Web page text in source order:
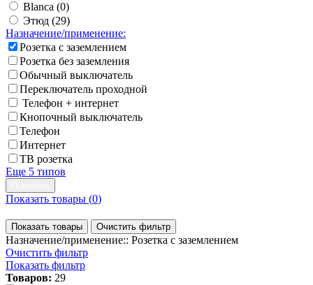
Blanca (0)
Этюд (29)
Назначение/применение:
Розетка с заземлением
Розетка без заземления
Обычный выключатель
Переключатель проходной
Телефон + интернет
Кнопочный выключатель
Телефон
Интернет
ТВ розетка
Еще 5 типов
Показать товары (0)
Показать товары Очистить фильтр
Назначение/применение:: Розетка с заземлением
Очистить фильтр
Показать фильтр
Товаров: 29